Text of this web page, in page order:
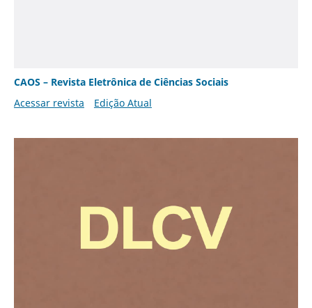
CAOS – Revista Eletrônica de Ciências Sociais
Acessar revista
Edição Atual